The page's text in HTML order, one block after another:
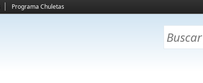
Programa Chuletas